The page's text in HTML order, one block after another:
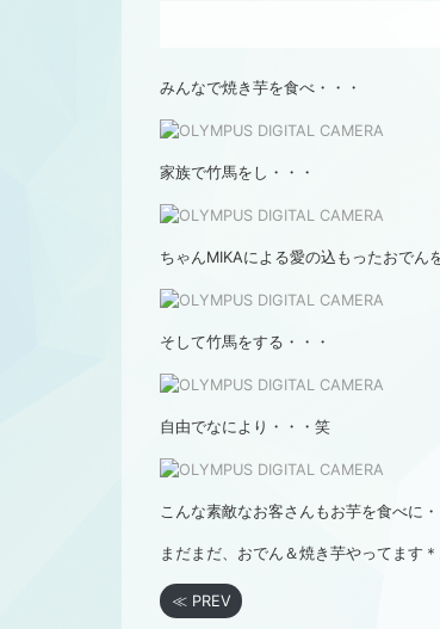
みんなで焼き芋を食べ・・・
家族で竹馬をし・・・
ちゃんMIKAによる愛の込もったおでん
そして竹馬をする・・・
自由でなにより・・・笑
こんな素敵なお客さんもお芋を食べに・
まだまだ、おでん＆焼き芋やってます
≪ PREV